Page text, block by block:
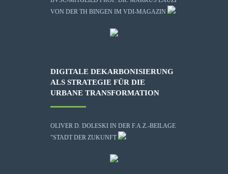
VON DER TH BINGEN IM VDI-MAGAZIN
DIGITALE DEKARBONISIERUNG
ALS STRATEGIE FÜR DIE
URBANE TRANSFORMATION
OLIVER D. DOLESKI IN DER F.A.Z.-BEILAGE
"STADT DER ZUKUNFT